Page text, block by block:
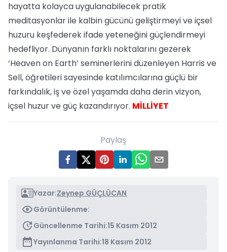
hayatta kolayca uygulanabilecek pratik
meditasyonlar ile kalbin gücünü geliştirmeyi ve içsel
huzuru keşfederek ifade yeteneğini güçlendirmeyi
hedefliyor. Dünyanın farklı noktalarını gezerek
‘Heaven on Earth’ seminerlerini düzenleyen Harris ve
Sell, öğretileri sayesinde katılımcılarına güçlü bir
farkındalık, iş ve özel yaşamda daha derin vizyon,
içsel huzur ve güç kazandırıyor. MİLLİYET
Paylaş
Yazar:Zeynep GÜÇLÜCAN
Görüntülenme:
Güncellenme Tarihi:15 Kasım 2012
Yayınlanma Tarihi:18 Kasım 2012